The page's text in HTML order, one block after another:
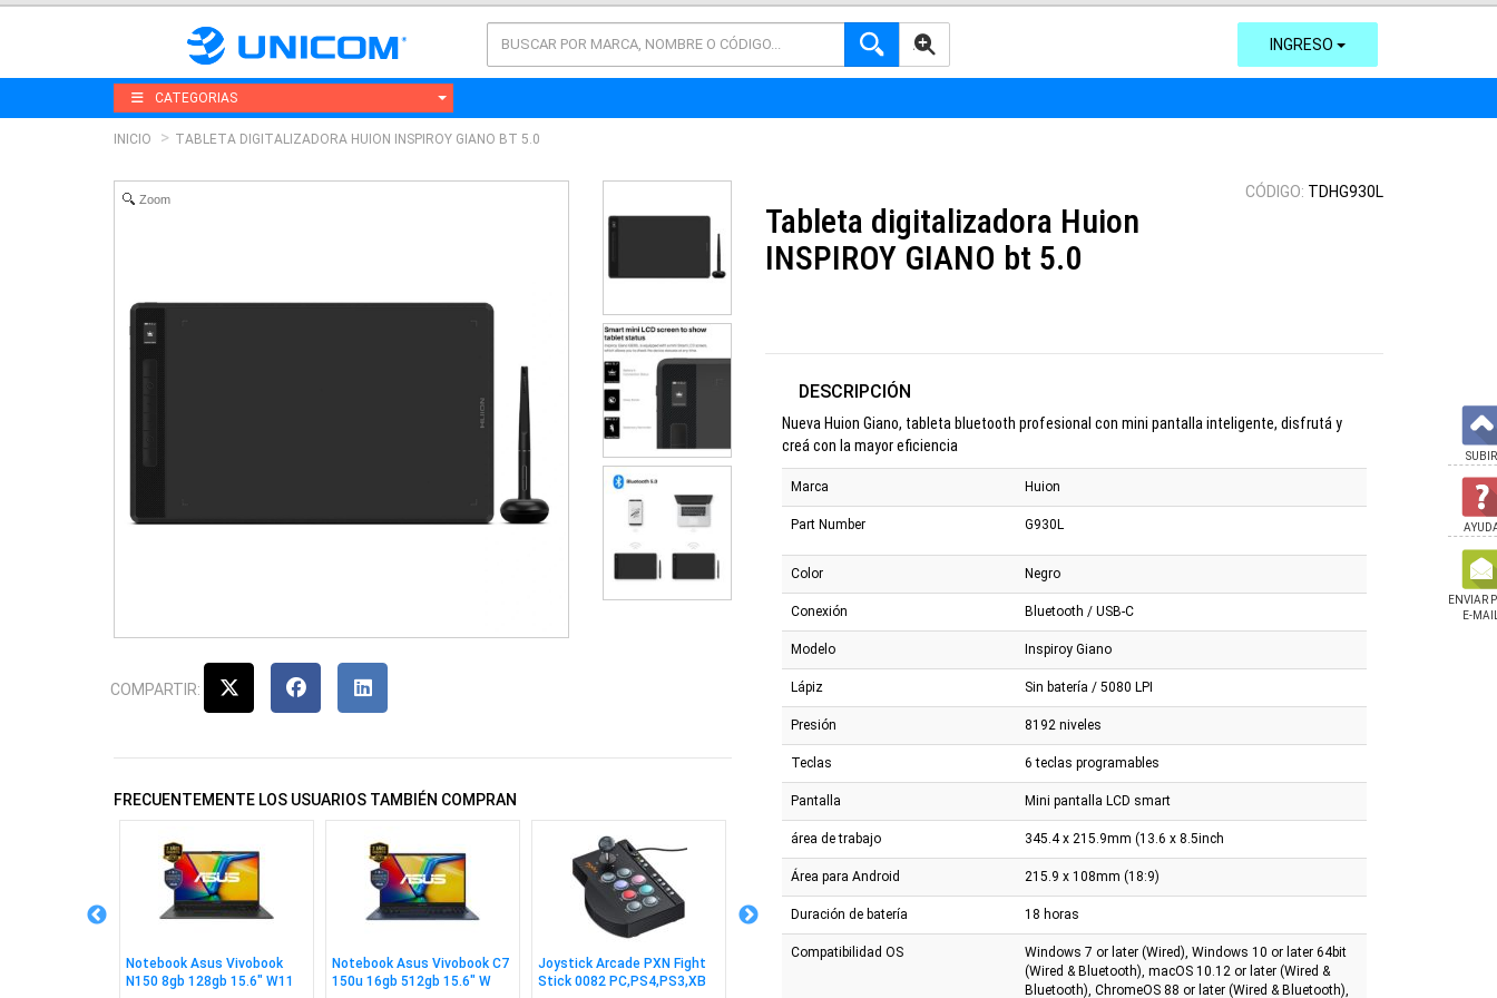
AVANZADA INGRESO
CATEGORIAS
INICIO TABLETA DIGITALIZADORA HUION INSPIROY GIANO BT 5.0
Zoom
COMPARTIR:
FRECUENTEMENTE LOS USUARIOS TAMBIÉN COMPRAN
Notebook Asus Vivobook
N150 8gb 128gb 15.6" W11
Notebook Asus Vivobook C7
150u 16gb 512gb 15.6" W
Joystick Arcade PXN Fight
Stick 0082 PC,PS4,PS3,XB
Monitor Acer 27" V277E FHD
Notebook Asus Tuf C5 210h
8gb 512gb 16" W 3050 6gb
Silla Cougar Armor Elite
Royal
CÓDIGO: TDHG930L
Tableta digitalizadora Huion
INSPIROY GIANO bt 5.0
DESCRIPCIÓN
Nueva Huion Giano, tableta bluetooth profesional con mini pantalla inteligente, disfrutá y
creá con la mayor eficiencia
Marca Huion
Part Number G930L
Color Negro
Conexión Bluetooth / USB-C
Modelo Inspiroy Giano
Lápiz Sin batería / 5080 LPI
Presión 8192 niveles
Teclas 6 teclas programables
Pantalla Mini pantalla LCD smart
área de trabajo 345.4 x 215.9mm (13.6 x 8.5inch
Área para Android 215.9 x 108mm (18:9)
Duración de batería 18 horas
Compatibilidad OS
Windows 7 or later (Wired), Windows 10 or later 64bit
(Wired & Bluetooth), macOS 10.12 or later (Wired &
Bluetooth), ChromeOS 88 or later (Wired & Bluetooth),
SUBIR
ENVIAR
E-